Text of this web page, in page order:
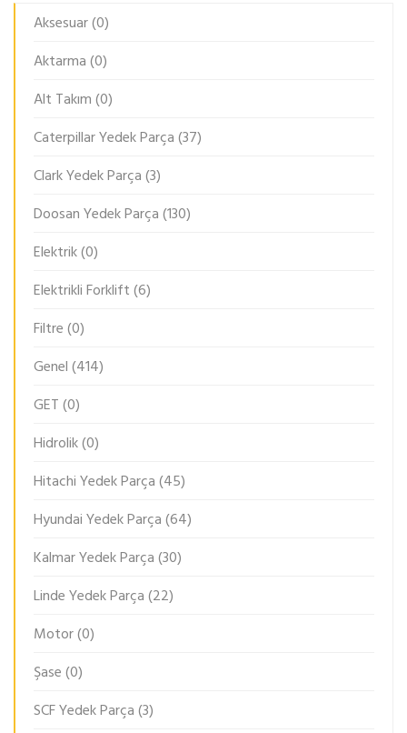
Aksesuar(0)
Aktarma(0)
Alt Takım(0)
Caterpillar Yedek Parça(37)
Clark Yedek Parça(3)
Doosan Yedek Parça(130)
Elektrik(0)
Elektrikli Forklift(6)
Filtre(0)
Genel(414)
GET(0)
Hidrolik(0)
Hitachi Yedek Parça(45)
Hyundai Yedek Parça(64)
Kalmar Yedek Parça(30)
Linde Yedek Parça(22)
Motor(0)
Şase(0)
SCF Yedek Parça(3)